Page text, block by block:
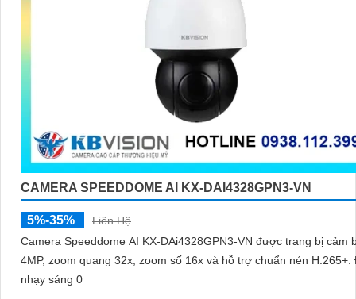
CAMERA SPEEDDOME AI KX-DAI4328GPN3-VN
5%-35%
Liên Hệ
Camera Speeddome AI KX-DAi4328GPN3-VN được trang bị cảm
4MP, zoom quang 32x, zoom số 16x và hỗ trợ chuẩn nén H.265+.
nhạy sáng 0